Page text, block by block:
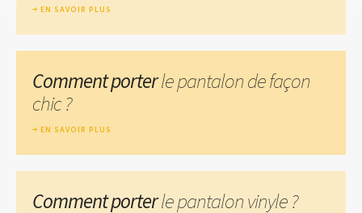
EN SAVOIR PLUS
Comment porterle pantalon de façon
chic ?
EN SAVOIR PLUS
Comment porterle pantalon vinyle ?